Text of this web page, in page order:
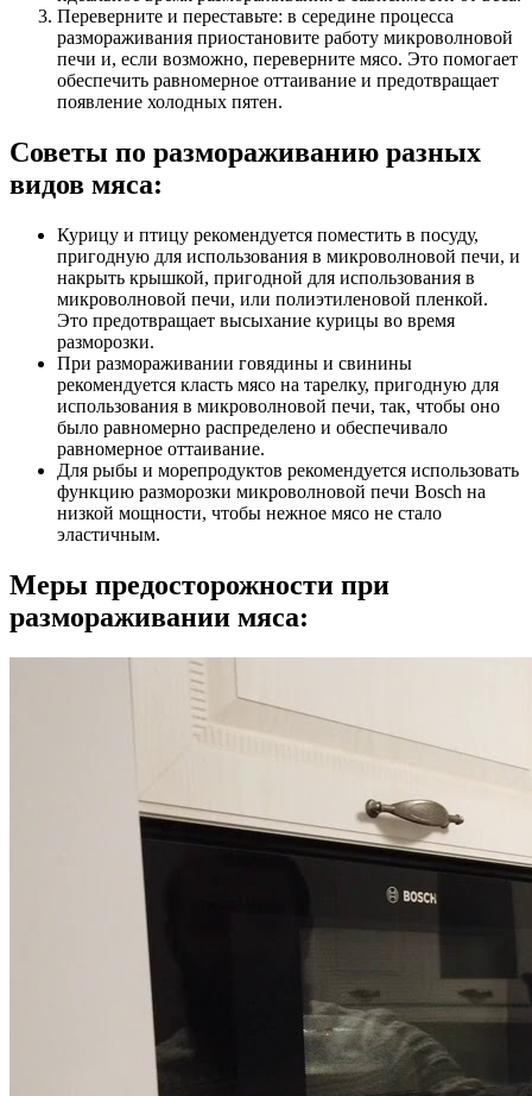
Переверните и переставьте: в середине процесса
размораживания приостановите работу микроволновой
печи и, если возможно, переверните мясо. Это помогает
обеспечить равномерное оттаивание и предотвращает
появление холодных пятен.
Советы по размораживанию разных
видов мяса:
Курицу и птицу рекомендуется поместить в посуду,
пригодную для использования в микроволновой печи, и
накрыть крышкой, пригодной для использования в
микроволновой печи, или полиэтиленовой пленкой.
Это предотвращает высыхание курицы во время
разморозки.
При размораживании говядины и свинины
рекомендуется класть мясо на тарелку, пригодную для
использования в микроволновой печи, так, чтобы оно
было равномерно распределено и обеспечивало
равномерное оттаивание.
Для рыбы и морепродуктов рекомендуется использовать
функцию разморозки микроволновой печи Bosch на
низкой мощности, чтобы нежное мясо не стало
эластичным.
Меры предосторожности при
размораживании мяса: